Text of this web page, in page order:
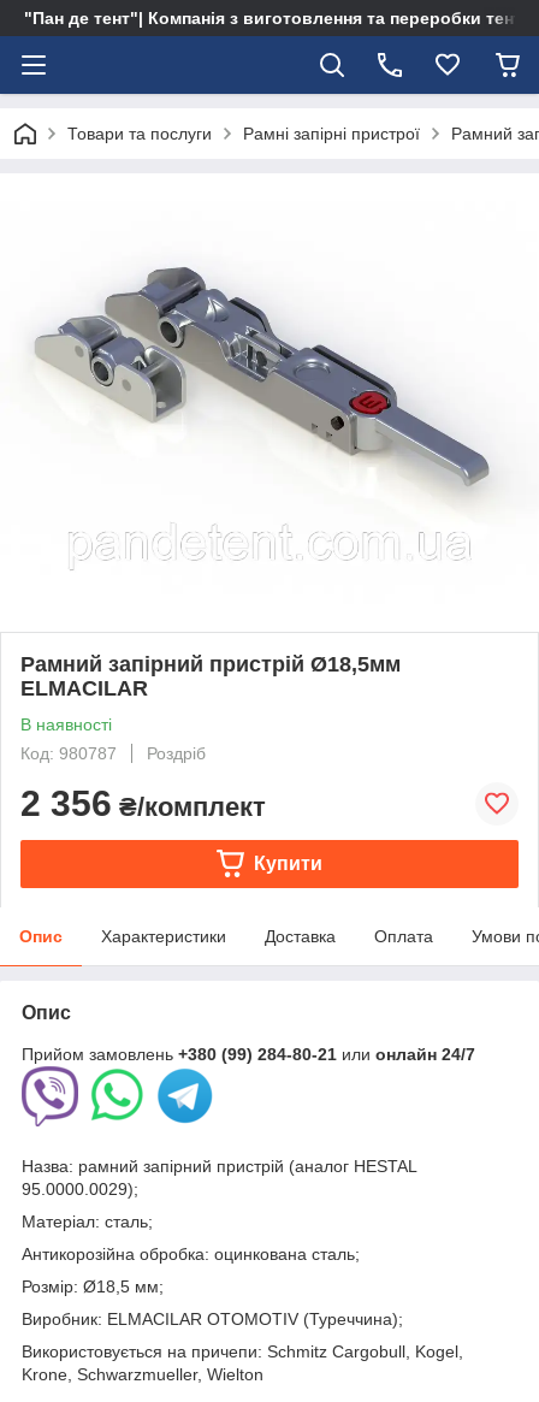
"Пан де тент"| Компанія з виготовлення та переробки тентів
Товари та послуги Рамні запірні пристрої Рамний
Рамний запірний пристрій Ø18,5мм
ELMACILAR
В наявності
Код: 980787
Роздріб
2 356 ₴/комплект
Купити
Опис Характеристики Доставка Оплата Умови
Опис
Прийом замовлень +380 (99) 284-80-21 или онлайн 24/7
Назва: рамний запірний пристрій (аналог HESTAL
95.0000.0029);
Матеріал: сталь;
Антикорозійна обробка: оцинкована сталь;
Розмір: Ø18,5 мм;
Виробник: ELMACILAR OTOMOTIV (Туреччина);
Використовується на причепи: Schmitz Cargobull, Kogel,
Krone, Schwarzmueller, Wielton